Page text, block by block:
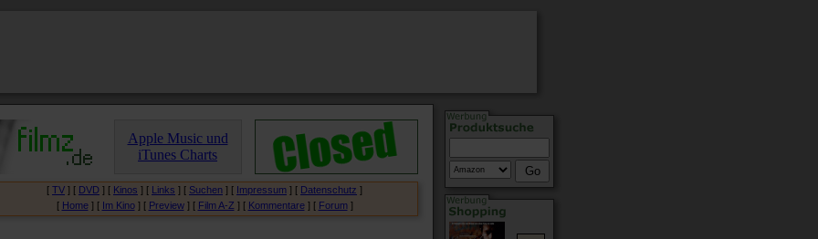
Apple Music und
iTunes Charts
[ TV ] [ DVD ] [ Kinos ] [ Links ] [ Suchen ] [ Impressum ] [ Datenschutz ]
[ Home] [ Im Kino] [ Preview] [ Film A-Z ] [ Kommentare] [ Forum]